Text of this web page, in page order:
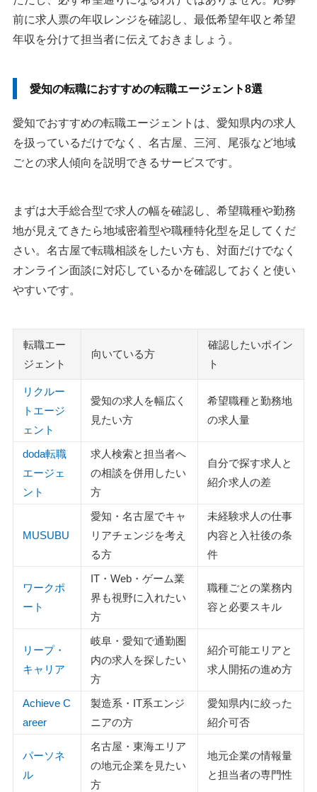
前に求人票の年収レンジを確認し、最低希望年収と希望
年収を分けて担当者に伝えておきましょう。
愛知の転職におすすめの転職エージェント8選
愛知でおすすめの転職エージェントは、愛知県内の求人
を扱っているだけでなく、名古屋、三河、尾張など地域
ごとの求人傾向を説明できるサービスです。
まずは大手総合型で求人の幅を確認し、希望職種や勤務
地が見えてきたら地域密着型や職種特化型を足してくだ
さい。名古屋で転職相談をしたい方も、対面だけでなく
オンライン面談に対応しているかを確認しておくと使い
やすいです。
転職エー
ジェント
向いている方
確認したいポイン
ト
リクルー
トエージ
ェント
愛知の求人を幅広く
見たい方
希望職種と勤務地
の求人量
doda転職
エージェ
ント
求人検索と担当者へ
の相談を併用したい
方
自分で探す求人と
紹介求人の差
MUSUBU
愛知・名古屋でキャ
リアチェンジを考え
る方
未経験求人の仕事
内容と入社後の条
件
ワークポ
ート
IT・Web・ゲーム業
界も視野に入れたい
方
職種ごとの業務内
容と必要スキル
リープ・
キャリア
岐阜・愛知で通勤圏
内の求人を探したい
方
紹介可能エリアと
求人開拓の進め方
Achieve C
areer
製造系・IT系エンジ
ニアの方
愛知県内に絞った
紹介可否
パーソネ
ル
名古屋・東海エリア
の地元企業を見たい
方
地元企業の情報量
と担当者の専門性